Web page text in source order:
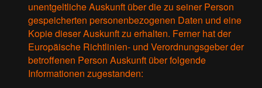
unentgeltliche Auskunft über die zu seiner Person
gespeicherten personenbezogenen Daten und eine
Kopie dieser Auskunft zu erhalten. Ferner hat der
Europäische Richtlinien- und Verordnungsgeber der
betroffenen Person Auskunft über folgende
Informationen zugestanden: